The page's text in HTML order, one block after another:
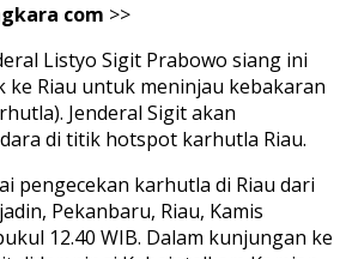
com >>
Listyo Sigit Prabowo siang ini
ke Riau untuk meninjau kebakaran
Jenderal Sigit akan
di titik hotspot karhutla Riau.
pengecekan karhutla di Riau dari
Pekanbaru, Riau, Kamis
12.40 WIB. Dalam kunjungan ke